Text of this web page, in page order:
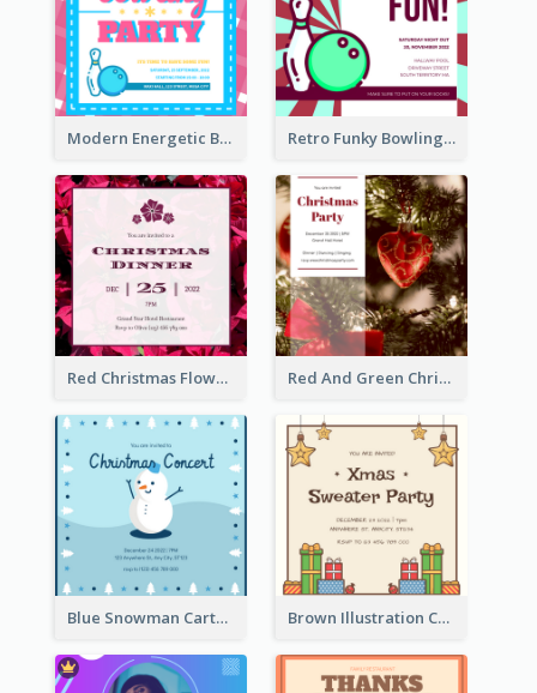
Modern Energetic Bowling Invitation Design Retro Funky Bowling Party Invitation Design
Red Christmas Flower Christmas Dinner Invitation Red And Green Christmas Tree Christmas Party Invitation
Blue Snowman Cartoon Christmas Concert Invitation Brown Illustration Christmas Sweater Party Invitation